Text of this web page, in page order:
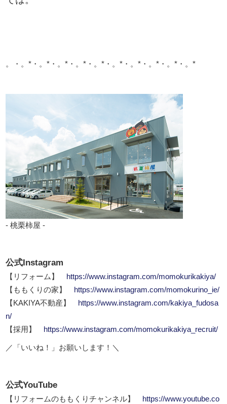
。・。*・。*・。*・。*・。*・。*・。*・。*・。*・。*
- 桃栗柿屋 -
公式Instagram
【リフォーム】
https://www.instagram.com/momokurikakiya/
【ももくりの家】
https://www.instagram.com/momokurino_ie/
【KAKIYA不動産】
https://www.instagram.com/kakiya_fudosa
n/
【採用】
https://www.instagram.com/momokurikakiya_recruit/
／「いいね！」お願いします！＼
公式YouTube
【リフォームのももくりチャンネル】
https://www.youtube.co